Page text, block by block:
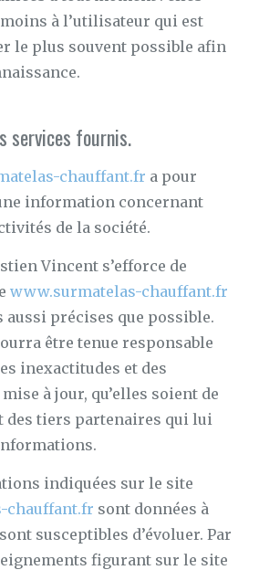
à l’utilisateur qui est
le plus souvent possible afin
services fournis.
chauffant.fr a pour
information concernant
de la société.
Vincent s’efforce de
www.surmatelas-chauffant.fr
précises que possible.
être tenue responsable
inexactitudes et des
à jour, qu’elles soient de
des tiers partenaires qui lui
indiquées sur le site
chauffant.fr sont données à
susceptibles d’évoluer. Par
figurant sur le site